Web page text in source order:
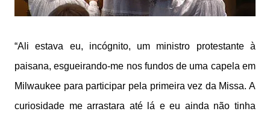
“Ali estava eu, incógnito, um ministro protestante à
paisana, esgueirando-me nos fundos de uma capela em
Milwaukee para participar pela primeira vez da Missa. A
curiosidade me arrastara até lá e eu ainda não tinha